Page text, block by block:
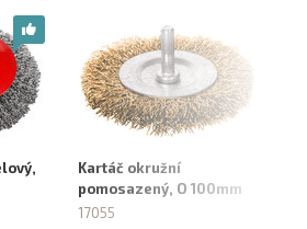
Kartáč okružní
pomosazený, O 100mm
17055